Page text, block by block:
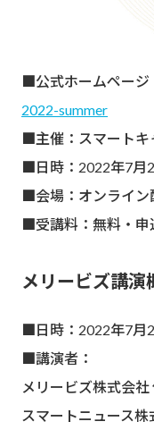
■公式ホームページ
2022-summer
■主催：スマートキ
■日時：2022年7月
■会場：オンライン
■受講料：無料・申
メリービズ講演
■日時：2022年7月
■講演者：
メリービズ株式会
スマートニュース